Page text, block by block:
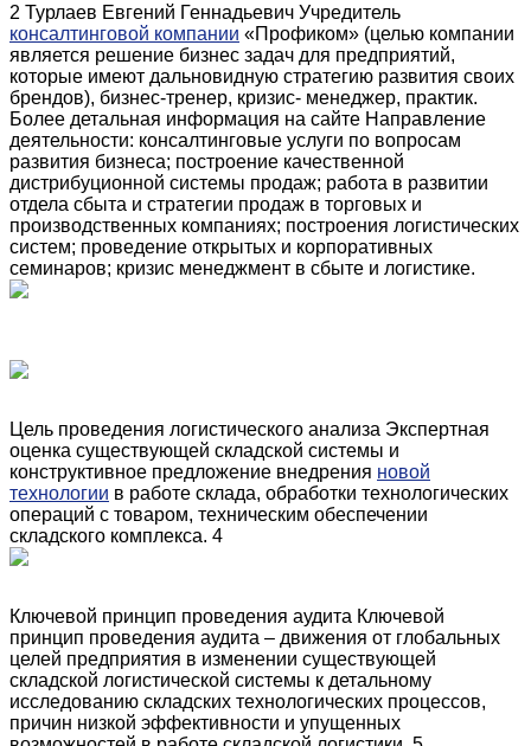
2 Турлаев Евгений Геннадьевич Учредитель
консалтинговой компании «Профиком» (целью компании
является решение бизнес задач для предприятий,
которые имеют дальновидную стратегию развития своих
брендов), бизнес-тренер, кризис- менеджер, практик.
Более детальная информация на сайте Направление
деятельности: консалтинговые услуги по вопросам
развития бизнеса; построение качественной
дистрибуционной системы продаж; работа в развитии
отдела сбыта и стратегии продаж в торговых и
производственных компаниях; построения логистических
систем; проведение открытых и корпоративных
семинаров; кризис менеджмент в сбыте и логистике.
Цель проведения логистического анализа Экспертная
оценка существующей складской системы и
конструктивное предложение внедрения новой
технологии в работе склада, обработки технологических
операций с товаром, техническим обеспечении
складского комплекса. 4
Ключевой принцип проведения аудита Ключевой
принцип проведения аудита – движения от глобальных
целей предприятия в изменении существующей
складской логистической системы к детальному
исследованию складских технологических процессов,
причин низкой эффективности и упущенных